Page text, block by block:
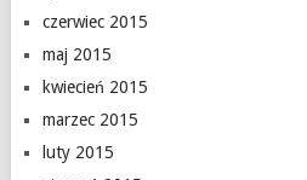
czerwiec 2015
maj 2015
kwiecień 2015
marzec 2015
luty 2015